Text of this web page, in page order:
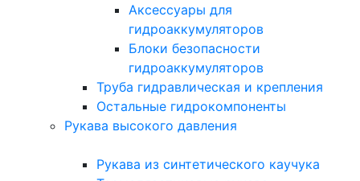
Аксессуары для
гидроаккумуляторов
Блоки безопасности
гидроаккумуляторов
Труба гидравлическая и крепления
Остальные гидрокомпоненты
Рукава высокого давления
Рукава из синтетического каучука